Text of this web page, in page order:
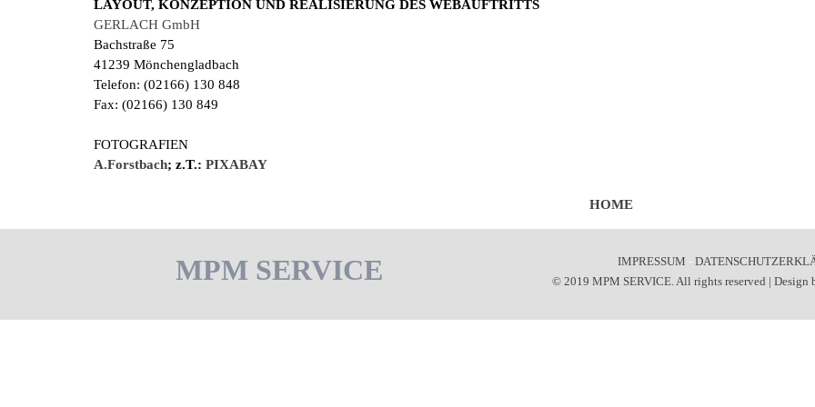
LAYOUT, KONZEPTION UND REALISIERUNG DES WEBAUFTRITTS
GERLACH GmbH
Bachstraße 75
41239 Mönchengladbach
Telefon: (02166) 130 848
Fax: (02166) 130 849
FOTOGRAFIEN
A.Forstbach; z.T.:PIXABAY
HOME
IMPRESSUM -
© 2019 MPM SERVICE. All rights reserved | Design
MPM SERVICE